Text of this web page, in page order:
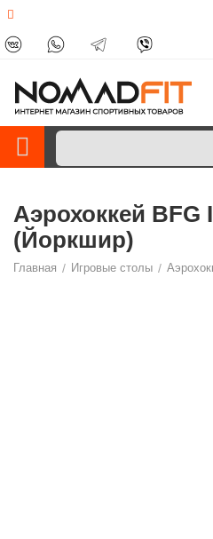
Аэрохоккей BFG
(Йоркшир)
Главная / Игровые столы /